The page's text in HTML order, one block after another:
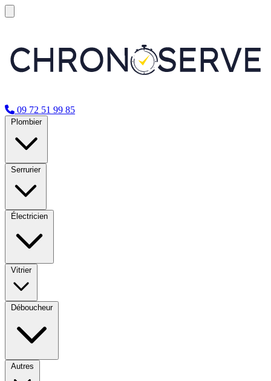
09 72 51 99 85
Plombier
Serrurier
Électricien
Vitrier
Déboucheur
Autres